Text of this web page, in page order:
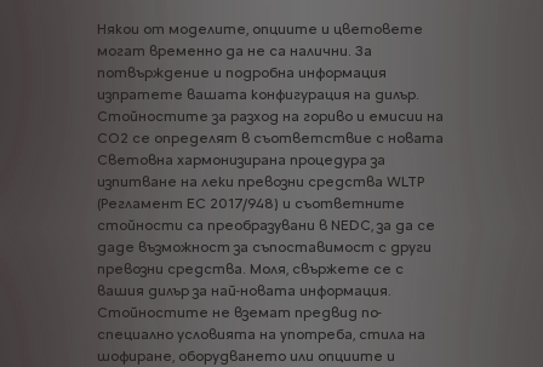
Някои от моделите, опциите и цветовете
могат временно да не са налични. За
потвърждение и подробна информация
изпратете вашата конфигурация на дилър.
Стойностите за разход на гориво и емисии на
CO2 се определят в съответствие с новата
Световна хармонизирана процедура за
изпитване на леки превозни средства WLTP
(Регламент ЕС 2017/948) и съответните
стойности са преобразувани в NEDC, за да се
даде възможност за съпоставимост с други
превозни средства. Моля, свържете се с
вашия дилър за най-новата информация.
Стойностите не вземат предвид по-
специално условията на употреба, стила на
шофиране, оборудването или опциите и